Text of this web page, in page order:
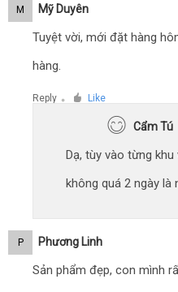
M Mỹ Duyên
Tuyệt vời, mới đặt hàng
hàng.
Reply ● Like
Cẩm Tú
Dạ, tùy vào từng
không quá 2 ngày là
P Phương Linh
Sản phẩm đẹp, con mình